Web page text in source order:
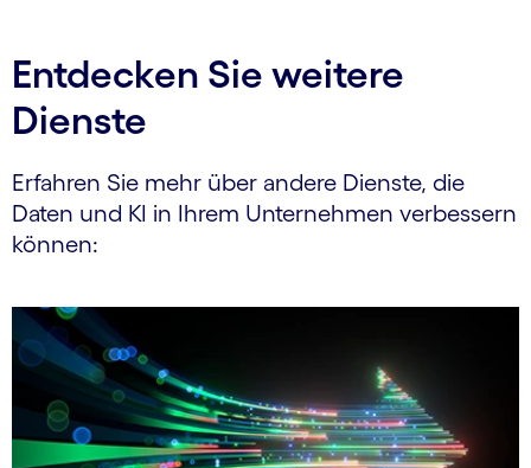
Entdecken Sie weitere
Dienste
Erfahren Sie mehr über andere Dienste, die
Daten und KI in Ihrem Unternehmen verbessern
können: